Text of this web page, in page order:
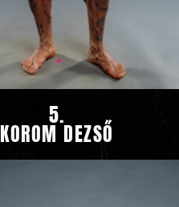
5.
KOROM DEZSŐ